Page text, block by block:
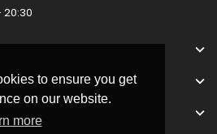
to ensure you get
on our website.
more
20:30